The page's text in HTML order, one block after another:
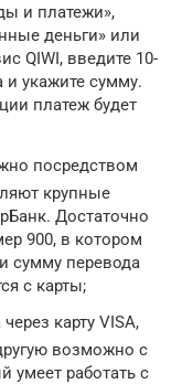
и платежи»,
деньги» или
QIWI, введите 10-
укажите сумму.
платеж будет
посредством
крупные
Достаточно
900, в котором
сумму перевода
с карты;
карту VISA,
возможно с
умеет работать с